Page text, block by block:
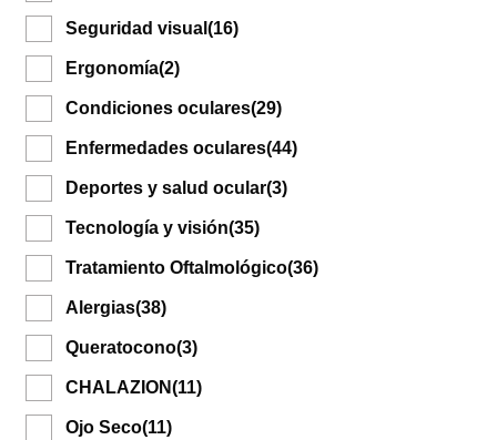
Seguridad visual (16)
Ergonomía(2)
Condiciones oculares(29)
Enfermedades oculares(44)
Deportes y salud ocular(3)
Tecnología y visión(35)
Tratamiento Oftalmológico(36)
Alergias(38)
Queratocono(3)
CHALAZION(11)
Ojo Seco(11)